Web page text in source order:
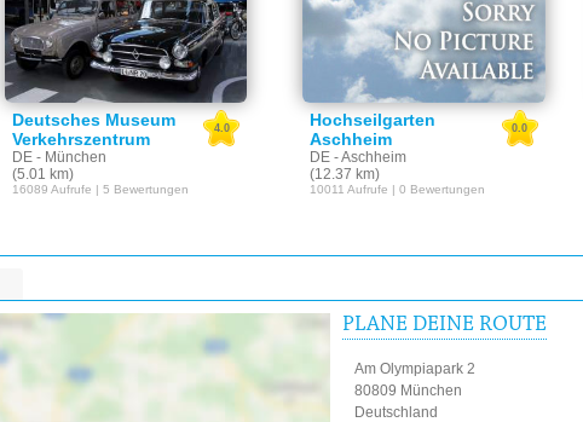
Deutsches Museum
Verkehrszentrum
DE - München
(5.01 km)
4.0
16089 Aufrufe | 5 Bewertungen
Hochseilgarten
Aschheim
DE - Aschheim
(12.37 km)
0.0
10011 Aufrufe | 0 Bewertungen
PLANE DEINE ROUTE
Am Olympiapark 2
80809 München
Deutschland